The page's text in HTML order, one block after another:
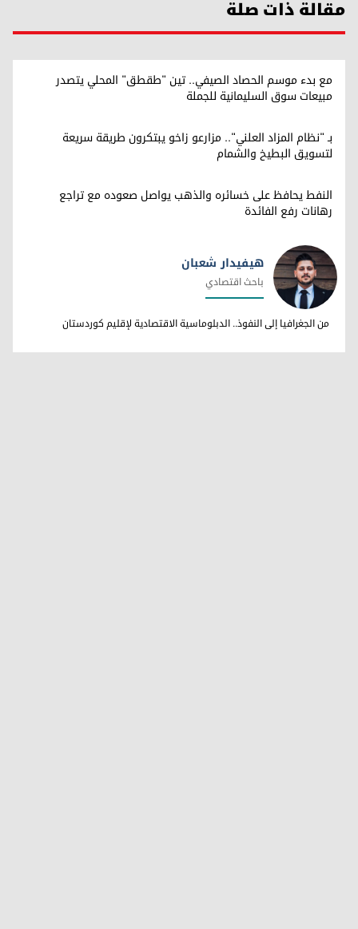
مقالة ذات صلة
مع بدء موسم الحصاد الصيفي.. تين "طقطق" المحلي يتصدر
مبيعات سوق السليمانية للجملة
بـ "نظام المزاد العلني".. مزارعو زاخو يبتكرون طريقة سريعة
لتسويق البطيخ والشمام
النفط يحافظ على خسائره والذهب يواصل صعوده مع تراجع
رهانات رفع الفائدة
هيفيدار شعبان
هيفيدار شعبان
باحث اقتصادي
من الجغرافيا إلى النفوذ.. الدبلوماسية الاقتصادية لإقليم كوردستان